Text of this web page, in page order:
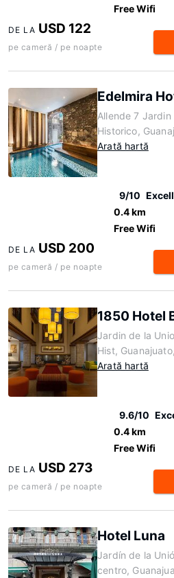
Free Wifi
DE LA USD 122
pe cameră / pe noapte
Edelmira
Allende 7
Historico,
Arată hartă
9/10
0.4 km
Free Wifi
DE LA USD 200
pe cameră / pe noapte
1850 Hotel
Jardin de la
Hist,
Arată hartă
9.6/10
0.4 km
Free Wifi
DE LA USD 273
pe cameră / pe noapte
Hotel Luna
Jardín de la
centro,